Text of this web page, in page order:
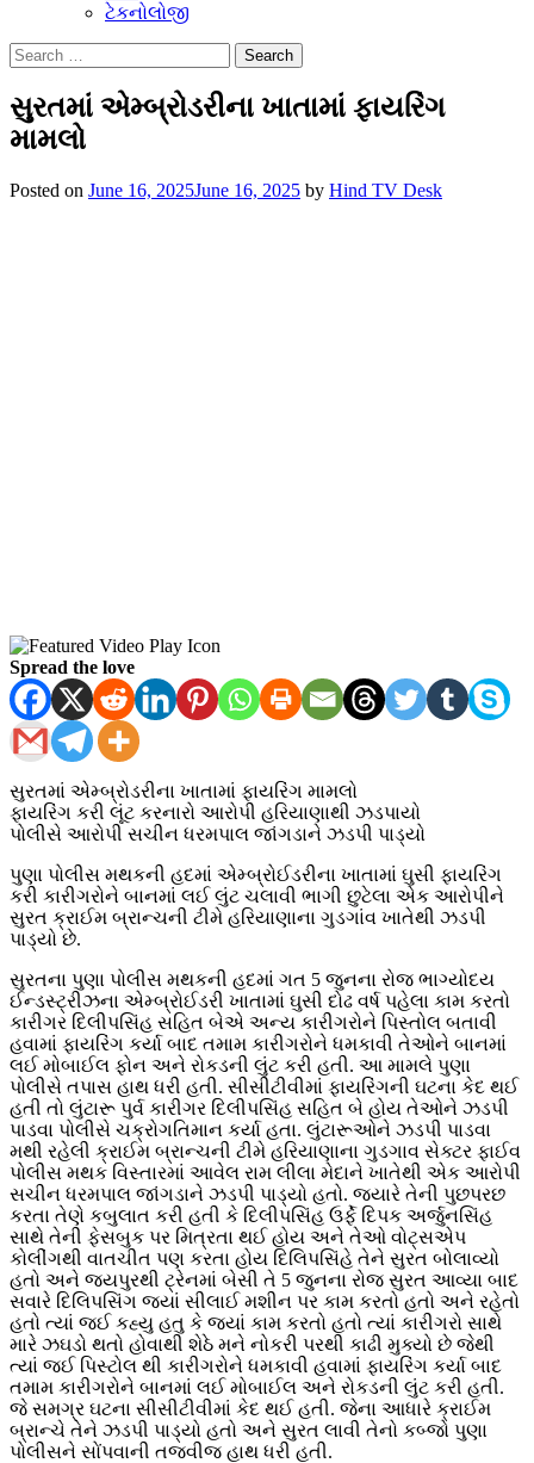
ટેકનોલોજી
Search
for:
સુરતમાં એમ્બ્રોડરીના ખાતામાં ફાયરિંગ
મામલો
Posted on June 16, 2025June 16, 2025 by Hind TV Desk
Spread the love
સુરતમાં એમ્બ્રોડરીના ખાતામાં ફાયરિંગ મામલો
ફાયરિંગ કરી લૂંટ કરનારો આરોપી હરિયાણાથી ઝડપાયો
પોલીસે આરોપી સચીન ધરમપાલ જાંગડાને ઝડપી પાડ્યો
પુણા પોલીસ મથકની હદમાં એમ્બ્રોઈડરીના ખાતામાં ઘુસી ફાયરિંગ
કરી કારીગરોને બાનમાં લઈ લુંટ ચલાવી ભાગી છુટેલા એક આરોપીને
સુરત ક્રાઈમ બ્રાન્ચની ટીમે હરિયાણાના ગુડગાંવ ખાતેથી ઝડપી
પાડ્યો છે.
સુરતના પુણા પોલીસ મથકની હદમાં ગત 5 જુનના રોજ ભાગ્યોદય
ઈન્ડસ્ટ્રીઝના એમ્બ્રોઈડરી ખાતામાં ઘુસી દોઢ વર્ષ પહેલા કામ કરતો
કારીગર દિલીપસિંહ સહિત બેએ અન્ય કારીગરોને પિસ્તોલ બતાવી
હવામાં ફાયરિંગ કર્યા બાદ તમામ કારીગરોને ધમકાવી તેઓને બાનમાં
લઈ મોબાઈલ ફોન અને રોકડની લુંટ કરી હતી. આ મામલે પુણા
પોલીસે તપાસ હાથ ધરી હતી. સીસીટીવીમાં ફાયરિંગની ઘટના કેદ થઈ
હતી તો લુંટારૂ પુર્વ કારીગર દિલીપસિંહ સહિત બે હોય તેઓને ઝડપી
પાડવા પોલીસે ચક્રોગતિમાન કર્યા હતા. લુંટારૂઓને ઝડપી પાડવા
મથી રહેલી ક્રાઈમ બ્રાન્ચની ટીમે હરિયાણાના ગુડગાવ સેક્ટર ફાઈવ
પોલીસ મથક વિસ્તારમાં આવેલ રામ લીલા મેદાને ખાતેથી એક આરોપી
સચીન ધરમપાલ જાંગડાને ઝડપી પાડ્યો હતો. જ્યારે તેની પુછપરછ
કરતા તેણે કબુલાત કરી હતી કે દિલીપસિંહ ઉર્ફે દિપક અર્જુનસિંહ
સાથે તેની ફેસબુક પર મિત્રતા થઈ હોય અને તેઓ વોટ્સએપ
કોલીંગથી વાતચીત પણ કરતા હોય દિલિપસિંહે તેને સુરત બોલાવ્યો
હતો અને જયપુરથી ટ્રેનમાં બેસી તે 5 જુનના રોજ સુરત આવ્યા બાદ
સવારે દિલિપસિંગ જ્યાં સીલાઈ મશીન પર કામ કરતો હતો અને રહેતો
હતો ત્યાં જઈ કહ્યુ હતુ કે જ્યાં કામ કરતો હતો ત્યાં કારીગરો સાથે
મારે ઝઘડો થતો હોવાથી શેઠે મને નોકરી પરથી કાઢી મુક્યો છે જેથી
ત્યાં જઈ પિસ્ટોલ થી કારીગરોને ધમકાવી હવામાં ફાયરિંગ કર્યા બાદ
તમામ કારીગરોને બાનમાં લઈ મોબાઈલ અને રોકડની લુંટ કરી હતી.
જે સમગ્ર ઘટના સીસીટીવીમાં કેદ થઈ હતી. જેના આધારે ક્રાઈમ
બ્રાન્ચે તેને ઝડપી પાડ્યો હતો અને સુરત લાવી તેનો કબ્જો પુણા
પોલીસને સોંપવાની તજવીજ હાથ ધરી હતી.